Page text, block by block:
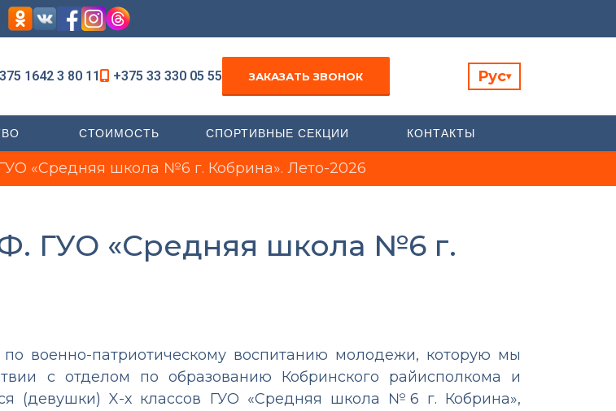
1642 3 80 11 +375 33 330 05 55 ЗАКАЗАТЬ ЗВОНОК Рус▾
СТОИМОСТЬ СПОРТИВНЫЕ СЕКЦИИ КОНТАКТЫ
«Средняя школа №6 г. Кобрина». Лето-2026
ГУО «Средняя школа №6 г.
военно-патриотическому воспитанию молодежи, которую мы
с отделом по образованию Кобринского райисполкома и
(девушки) X-х классов ГУО «Средняя школа №6 г. Кобрина»,